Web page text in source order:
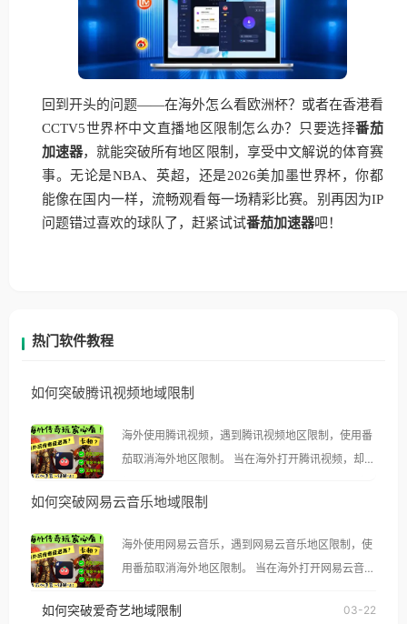
回到开头的问题——在海外怎么看欧洲杯？或者在香港看
CCTV5世界杯中文直播地区限制怎么办？只要选择番茄
加速器，就能突破所有地区限制，享受中文解说的体育赛
事。无论是NBA、英超，还是2026美加墨世界杯，你都
能像在国内一样，流畅观看每一场精彩比赛。别再因为IP
问题错过喜欢的球队了，赶紧试试番茄加速器吧！
热门软件教程
如何突破腾讯视频地域限制
海外使用腾讯视频，遇到腾讯视频地区限制，使用番
茄取消海外地区限制。 当在海外打开腾讯视频，却突
示语。 海外用户如香港、澳门、台湾、美国、加拿
像其他音乐平台一样，出现地区及版权限制问题，且
仅能在中国大陆地区播放。 遇到这个问题的朋友们，
使用番茄回国加速器，即可解决「海外用户收听腾讯
如何突破网易云音乐地域限制
海外使用网易云音乐，遇到网易云音乐地区限制，使
用番茄取消海外地区限制。 当在海外打开网易云音
播放”的提示语。 海外用户如香港、澳门、台湾、美
如何突破爱奇艺地域限制 03-22